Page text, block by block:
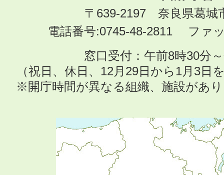
〒639-2197 奈良県葛城
電話番号:0745-48-2811 ファ
窓口受付：午前8時30分
（祝日、休日、12月29日から1月3日
※開庁時間が異なる組織、施設があ